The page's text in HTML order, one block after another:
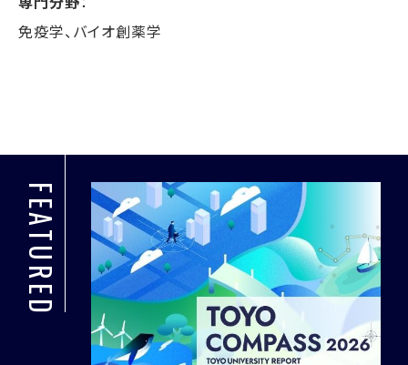
免疫学、バイオ創薬学
FEATURED